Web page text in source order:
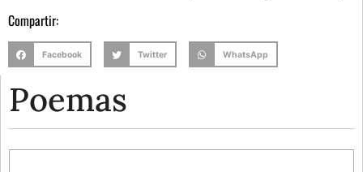
Compartir:
Facebook Twitter WhatsApp
Poemas